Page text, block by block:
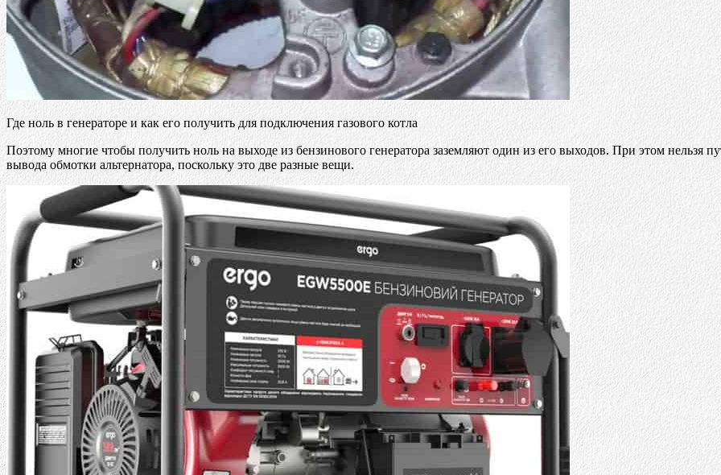
Где ноль в генераторе и как его получить для подключения газового котла
Поэтому многие чтобы получить ноль на выходе из бензинового генератора заземляют один из его выходов. При этом нельзя
вывода обмотки альтернатора, поскольку это две разные вещи.